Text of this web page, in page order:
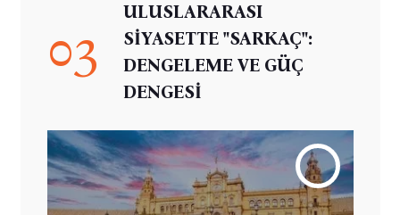
03
ULUSLARARASI
SİYASETTE "SARKAÇ":
DENGELEME VE GÜÇ
DENGESİ